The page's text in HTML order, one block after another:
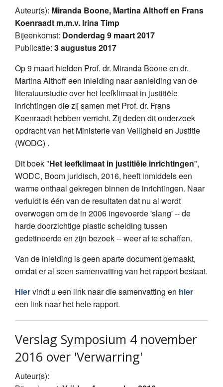
Auteur(s): Miranda Boone, Martina Althoff en Frans
Koenraadt m.m.v. Irina Timp
Bijeenkomst: Donderdag 9 maart 2017
Publicatie: 3 augustus 2017
Op 9 maart hielden Prof. dr. Miranda Boone en dr.
Martina Althoff een inleiding naar aanleiding van de
literatuurstudie over het leefklimaat in justitiële
inrichtingen die zij samen met Prof. dr. Frans
Koenraadt hebben verricht. Zij deden dit onderzoek
opdracht van het Ministerie van Veiligheid en Justitie
(WODC) .
Dit boek "Het leefklimaat in justitiële inrichtingen",
WODC, Boom juridisch, 2016, heeft inmiddels een
warme onthaal gekregen binnen de inrichtingen. Naar
verluidt is één van de resultaten dat nu al wordt
overwogen om de in 2006 ingevoerde 'slang' -- de
harde doorzichtige plastic scheiding tussen
gedetineerde en zijn bezoek -- weer af te schaffen.
Van de inleiding is geen aparte document gemaakt,
omdat er al seen samenvatting van het rapport bestaat.
Hiervindt u een link naar die samenvatting en hier
een link naar het hele rapport.
Verslag Symposium 4 november
2016 over 'Verwarring'
Auteur(s):